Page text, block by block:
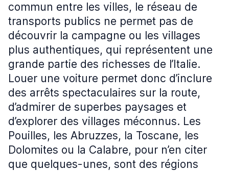
commun entre les villes, le réseau de
transports publics ne permet pas de
découvrir la campagne ou les villages
plus authentiques, qui représentent une
grande partie des richesses de l’Italie.
Louer une voiture permet donc d’inclure
des arrêts spectaculaires sur la route,
d’admirer de superbes paysages et
d’explorer des villages méconnus. Les
Pouilles, les Abruzzes, la Toscane, les
Dolomites ou la Calabre, pour n’en citer
que quelques-unes, sont des régions